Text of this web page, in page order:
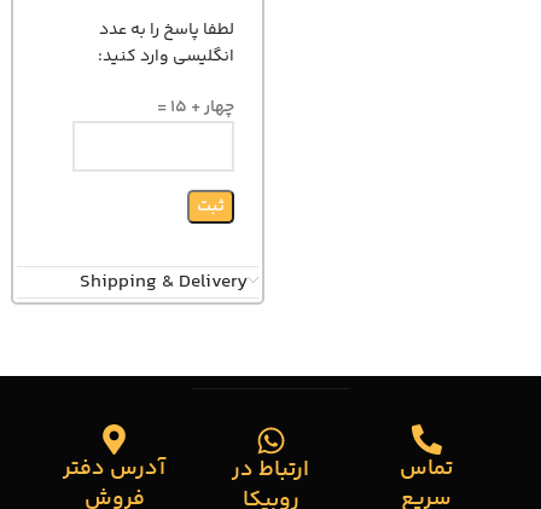
لطفا پاسخ را به عدد
انگلیسی وارد کنید:
چهار + 15 =
Shipping & Delivery
تماس
سریع
ارتباط در
روبیکا
آدرس دفتر
فروش